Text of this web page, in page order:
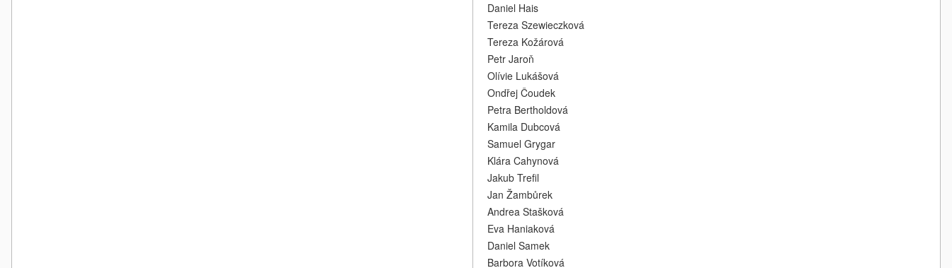
Daniel Hais
Tereza Szewieczková
Tereza Kožárová
Petr Jaroň
Olívie Lukášová
Ondřej Čoudek
Petra Bertholdová
Kamila Dubcová
Samuel Grygar
Klára Cahynová
Jakub Trefil
Jan Žambůrek
Andrea Stašková
Eva Haniaková
Daniel Samek
Barbora Votíková